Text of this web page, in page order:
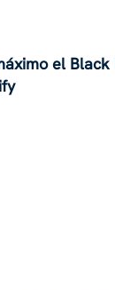
el Black